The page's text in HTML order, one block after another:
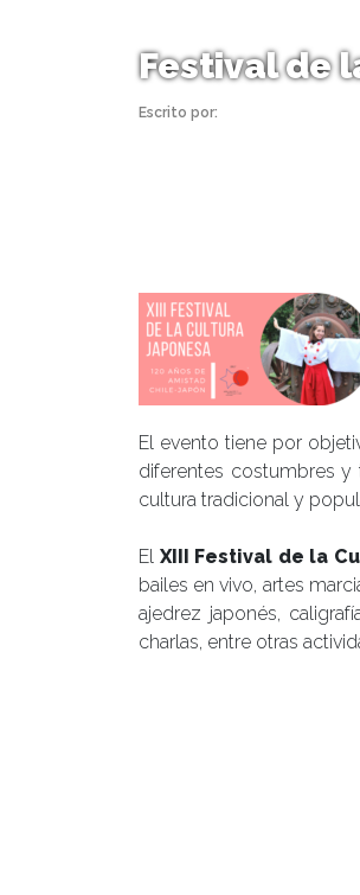
Festival de
Escrito por:
El evento tiene por
diferentes costumbres y
cultura tradicional y
El XIII Festival de la
bailes en vivo, artes
ajedrez japonés,
charlas, entre otras